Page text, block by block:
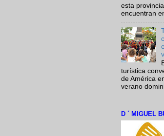
esta
encuentran
turística
de América
verano
D ´ MIGUEL